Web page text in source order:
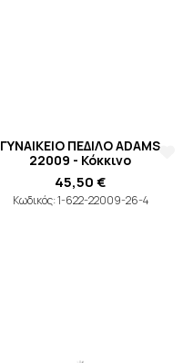
ΓΥΝΑΙΚΕΙΟ ΠΕΔΙΛΟ ADAMS
22009 - Κόκκινο
45,50 €
Κωδικός: 1-622-22009-26-4